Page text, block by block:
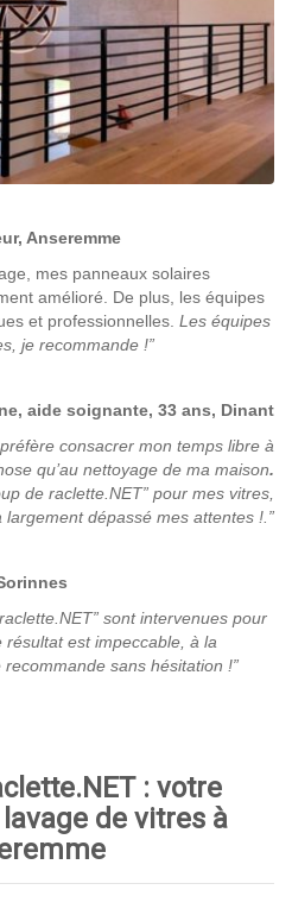
Anseremme
mes panneaux solaires
amélioré. De plus, les équipes
et professionnelles. Les équipes
je recommande !”
aide soignante, 33 ans, Dinant
consacrer mon temps libre à
qu’au nettoyage de ma maison.
de raclette.NET” pour mes vitres,
largement dépassé mes attentes !.”
sont intervenues pour
est impeccable, à la
sans hésitation !”
: votre
de vitres à